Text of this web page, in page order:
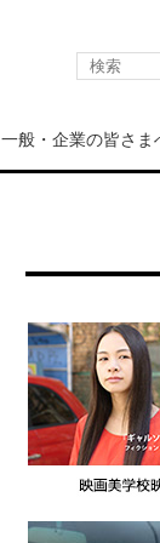
一般・企業の皆さま